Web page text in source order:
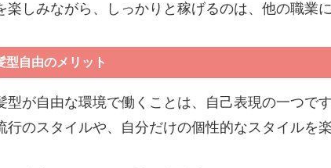
楽しみながら、しっかりと稼げるのは、他の職業
型自由のメリット
型が自由な環境で働くことは、自己表現の一つで
行のスタイルや、自分だけの個性的なスタイルを